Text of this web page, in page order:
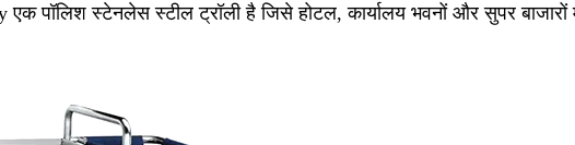
पॉलिश स्टेनलेस स्टील ट्रॉली है जिसे होटल, कार्यालय भवनों और सुपर